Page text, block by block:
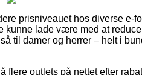
prisniveauet hos diverse e-
kunne lade være med at
til damer og herrer – helt i
flere outlets på nettet efter